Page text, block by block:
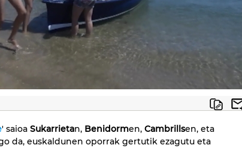
' saioa Sukarrietan, Benidormen, Cambrillsen, eta
da, euskaldunen oporrak gertutik ezagutu eta